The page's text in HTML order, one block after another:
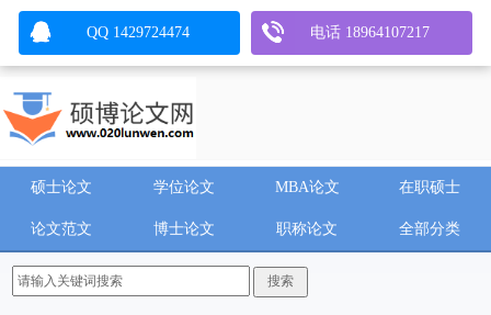
硕士论文 学位论文 MBA论文 在职硕士
论文范文 博士论文 职称论文 全部分类
QQ 1429724474 电话 18964107217